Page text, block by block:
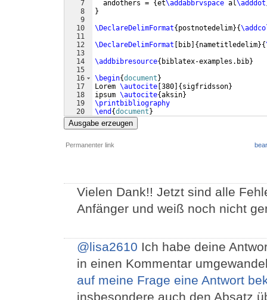
7
8
9
10
11
12
13
14
15
16
17
18
19
20
  andothers =
{et\addabbrvspace al\adddot
}
\DeclareDelimFormat{postnotedelim}{
\DeclareDelimFormat [ bib] {nametitledelim}{
\addbibresource{ biblatex-examples.bib}
\begin{document}
Lorem \autocite [380] {sigfridsson}
ipsum \autocite{aksin}
\printbibliography
\end {document}
Ausgabe erzeugen
Permanenter link
Vielen Dank!! Jetzt sind alle
Anfänger und weiß noch nicht
@lisa2610 Ich habe deine
in einen Kommentar
auf meine Frage eine Antwort
insbesondere auch den Absatz